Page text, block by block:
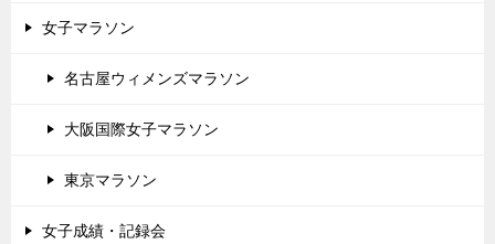
女子マラソン
名古屋ウィメンズマラソン
大阪国際女子マラソン
東京マラソン
女子成績・記録会